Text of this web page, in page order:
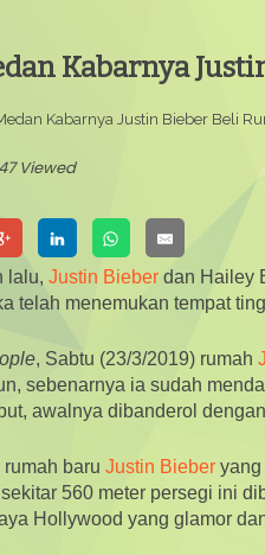
Kabarnya
Kabarnya Justin Bieber Beli
Viewed
lalu, Justin Bieber dan Hailey
telah menemukan tempat
, Sabtu (23/3/2019) rumah
sebenarnya ia sudah
awalnya dibanderol
baru Justin Bieber yang
560 meter persegi ini
Hollywood yang glamor